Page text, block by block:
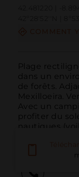
Plage
dans un
de forêts.
Mexilloeira.
Avec un
profiter du
nautiques